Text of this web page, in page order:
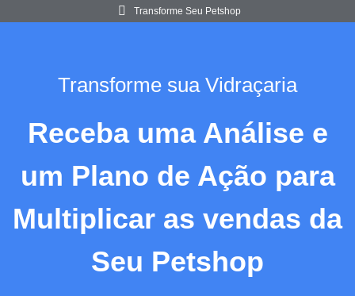
Transforme Seu Petshop
Transforme sua Vidraçaria
Receba uma Análise e
um Plano de Ação para
Multiplicar as vendas da
Seu Petshop